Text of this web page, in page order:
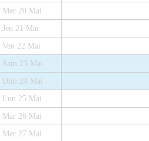
Mer 20 Mai
Jeu 21 Mai
Ven 22 Mai
Sam 23 Mai
Dim 24 Mai
Lun 25 Mai
Mar 26 Mai
Mer 27 Mai